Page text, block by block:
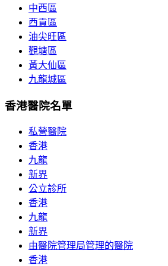
中西區
西貢區
油尖旺區
觀塘區
黃大仙區
九龍城區
香港醫院名單
私營醫院
香港
九龍
新界
公立診所
香港
九龍
新界
由醫院管理局管理的醫院
香港